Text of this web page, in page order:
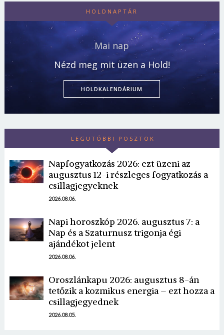
HOLDNAPTÁR
Mai nap
Nézd meg mit üzen a Hold!
HOLDKALENDÁRIUM
LEGUTÓBBI POSZTOK
Napfogyatkozás 2026: ezt üzeni az
augusztus 12-i részleges fogyatkozás a
csillagjegyeknek
2026.08.06.
Napi horoszkóp 2026. augusztus 7: a
Nap és a Szaturnusz trigonja égi
ajándékot jelent
2026.08.06.
Oroszlánkapu 2026: augusztus 8-án
tetőzik a kozmikus energia – ezt hozza a
csillagjegyednek
2026.08.05.
Borsonline bejelentkezés